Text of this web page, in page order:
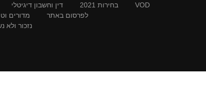
VOD בחירות 2021 דין וחשבון דיגיטלי
לפרסום באתר
מדורים
נזכור ולא